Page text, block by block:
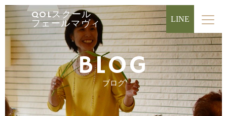
QOLスクール
フェールマヴィ
LINE
BLOG
ブログ